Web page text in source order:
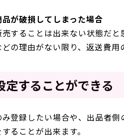
が破損してしまった場合
することは出来ない状態だと
の理由がない限り、返送費用
することができる
登録したい場合や、出品者側
ることが出来ます。